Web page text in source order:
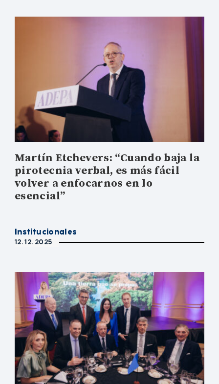
Martín Etchevers: “Cuando baja la
pirotecnia verbal, es más fácil
volver a enfocarnos en lo
esencial”
Institucionales
12. 12. 2025